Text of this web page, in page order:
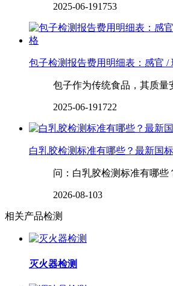
2025-06-191753
包子检测报告费用明细表：感官 /
包子作为传统食品，其质量
2025-06-191722
白乳胶检测标准有哪些？最新国
问：白乳胶检测标准有哪些
2026-08-103
相关产品检测
灭火器检测